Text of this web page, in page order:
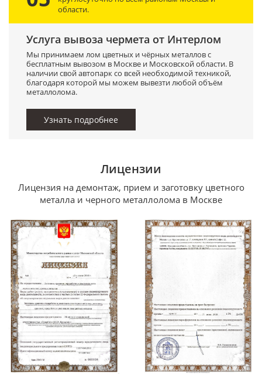
области.
Услуга вывоза чермета от Интерлом
Мы принимаем лом цветных и чёрных металлов с
бесплатным вывозом в Москве и Московской области. В
наличии свой автопарк со всей необходимой техникой,
благодаря которой мы можем вывезти любой объём
металлолома.
Узнать подробнее
Лицензии
Лицензия на демонтаж, прием и заготовку цветного
металла и черного металлолома в Москве